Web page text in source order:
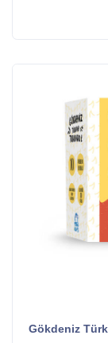
Gökdeniz